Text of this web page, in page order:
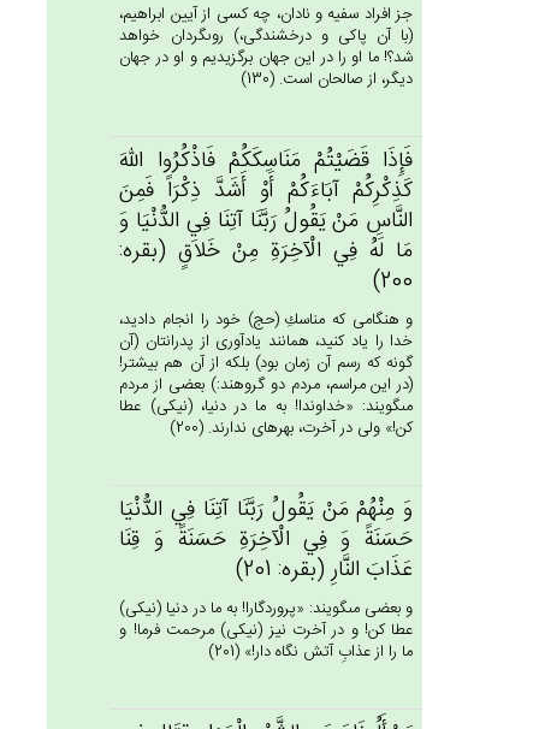
جز افراد سفيه و نادان، چه كسى از آيين ابراهيم،
(با آن پاكى و درخشندگى،) روى‏گردان خواهد
شد؟! ما او را در اين جهان برگزيديم و او در جهان
ديگر، از صالحان است. (130)
فَإِذَا قَضَيْتُم‌ْ مَنَاسِكَكُم‌ْ فَاذْكُرُوا الله‌َ
كَذِكْرِكُم‌ْ آبَاءَكُم‌ْ أَوْ أَشَدَّ ذِكْرَاً فَمِن‌َ
النَّاس‌ِ مَنْ‌ يَقُول‌ُ رَبَّنَا آتِنَا فِي‌ الدُّنْيَا وَ
مَا لَه‌ُ فِي‌ الْآخِرَة‌ِ مِن‌ْ خَلاَق‌ٍ (بقره:
200)
و هنگامى كه مناسكِ (حج) خود را انجام داديد،
خدا را ياد كنيد، همانند يادآورى از پدرانتان (آن
گونه كه رسم آن زمان بود) بلكه از آن هم بيشتر!
(در اين مراسم، مردم دو گروهند:) بعضى از مردم
مى‏گويند: «خداوندا! به ما در دنيا، (نيكى) عطا
كن!» ولى در آخرت، بهره‏اى ندارند. (200)
وَ مِنْهُم‌ْ مَنْ‌ يَقُول‌ُ رَبَّنَا آتِنَا فِي‌ الدُّنْيَا
حَسَنَة‌ً وَ فِي‌ الْآخِرَة‌ِ حَسَنَة‌ً وَ قِنَا
عَذَاب‌َ النَّارِ (بقره: 201)
و بعضى مى‏گويند: «پروردگارا! به ما در دنيا (نيكى)
عطا كن! و در آخرت نيز (نيكى) مرحمت فرما! و
ما را از عذابِ آتش نگاه دار!» (201)